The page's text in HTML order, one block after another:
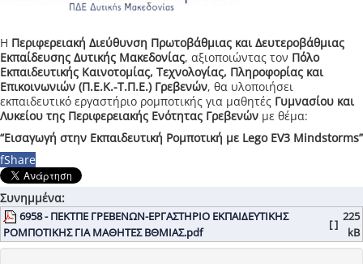
Η Περιφερειακή Διεύθυνση Πρωτοβάθμιας και Δευτεροβάθμιας
Εκπαίδευσης Δυτικής Μακεδονίας, αξιοποιώντας τον Πόλο
Εκπαιδευτικής Καινοτομίας, Τεχνολογίας, Πληροφορίας και
Επικοινωνιών (Π.Ε.Κ.-Τ.Π.Ε.) Γρεβενών, θα υλοποιήσει
εκπαιδευτικό εργαστήριο ρομποτικής για μαθητές Γυμνασίου και
Λυκείου της Περιφερειακής Ενότητας Γρεβενών με θέμα:
“Εισαγωγή στην Εκπαιδευτική Ρομποτική με Lego EV3 Mindstorms”
fShare
Συνημμένα:
6958 - ΠΕΚΤΠΕ ΓΡΕΒΕΝΩΝ-ΕΡΓΑΣΤΗΡΙΟ ΕΚΠΑΙΔΕΥΤΙΚΗΣ
ΡΟΜΠΟΤΙΚΗΣ ΓΙΑ ΜΑΘΗΤΕΣ ΒΘΜΙΑΣ.pdf
[ ]
225
kB